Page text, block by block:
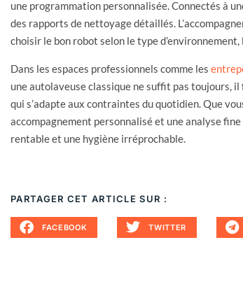
une programmation personnalisée. Connectés à
des rapports de nettoyage détaillés.
choisir le bon robot selon le type
Dans les espaces professionnels comme les
une autolaveuse classique ne suffit pas toujours,
qui s’adapte aux contraintes du quotidien. Que
accompagnement personnalisé et une analyse
rentable et une hygiène irréprochable.
PARTAGER CET ARTICLE SUR :
FACEBOOK TWITTER